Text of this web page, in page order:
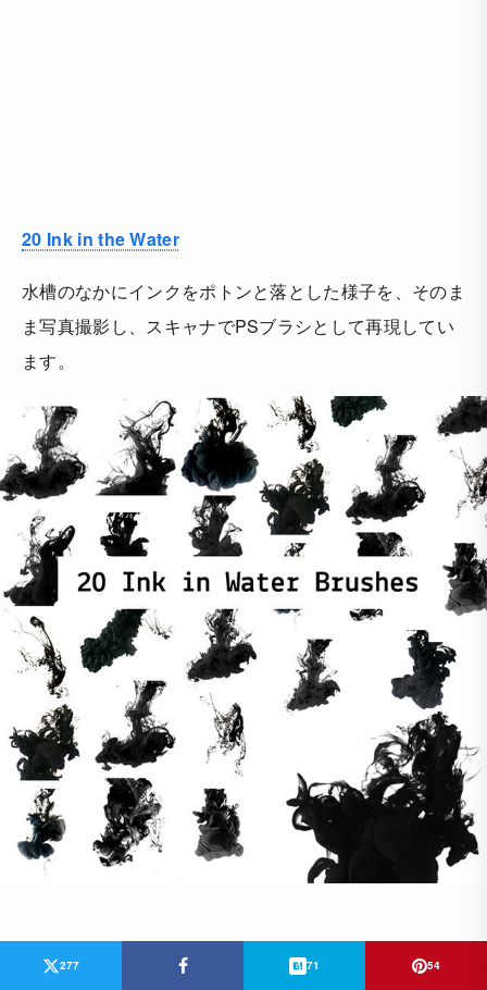
20 Ink in the Water
水槽のなかにインクをポトンと落とした様子を、そのま
ま写真撮影し、スキャナでPSブラシとして再現してい
ます。
277 71 54